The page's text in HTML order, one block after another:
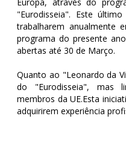
"Eurodisseia". Este
trabalharem anualmente
programa do presente
abertas até 30 de Março.
Quanto ao "Leonardo da
do "Eurodisseia", mas
membros da UE.Esta
adquirirem experiência